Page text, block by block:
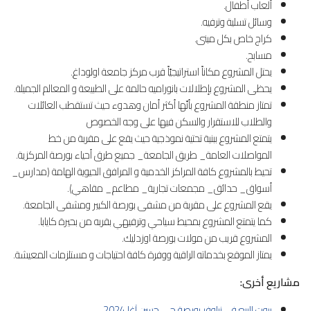
ألعاب أطفال.
وسائل تسلية وترفيه.
كراج خاص بكل مبنى.
مسابح.
يحتل المشروع مكاناً استراتيجيّاً قرب مركز جامعة اولوداغ.
يحظى المشروع بإطلالات بانوراميه حالمة على الطبيعة و المعالم الجميلة.
تمتاز منطقة المشروع بأنّها أكثر أمان وهدوء حيث تستقطب العائلات
والطلاب للاستقرار والسكن فيها على وجه الخصوص
يتمتع المشروع ببنية تحتية نموذجية حيث يقع على مقربة من خط
المواصلات العامة_ طريق الجامعة_ جميع طرق أحياء بورصة المركزية.
تحيط بالمشروع كافة المراكز الخدمية و المرافق الحيوية الهامة (مدارس_
أسواق_ حدائق_ مجمعات تجارية_ مطاعم_ مقاهي).
يقع المشروع على مقربة من مشفى بورصة الكبير ومشفى الجامعة.
كما يتمتع المشروع بمحيط سياحي وترفيهي بقربه من بحيرة كايابا.
المشروع قريب من مولات بورصة اوزدليك.
يمتاز الموقع بخدماته الراقية ووفرة كافة احتياجات و مستلزمات المعيشة.
مشاريع أخرى: